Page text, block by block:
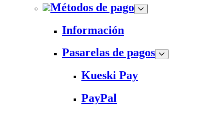
Métodos de pago
Información
Pasarelas de pagos
Kueski Pay
PayPal